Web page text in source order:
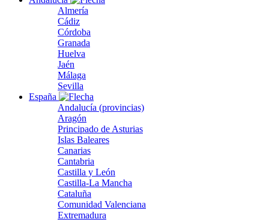
Almería
Cádiz
Córdoba
Granada
Huelva
Jaén
Málaga
Sevilla
España
Andalucía (provincias)
Aragón
Principado de Asturias
Islas Baleares
Canarias
Cantabria
Castilla y León
Castilla-La Mancha
Cataluña
Comunidad Valenciana
Extremadura